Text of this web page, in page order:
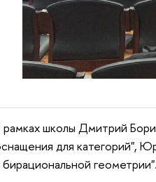
рамках школы Дмитрий
для категорий",
бирациональной геометрии".